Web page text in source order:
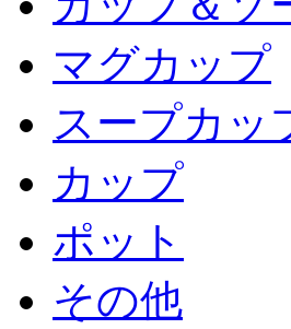
マグカップ
スープカッ
カップ
ポット
その他